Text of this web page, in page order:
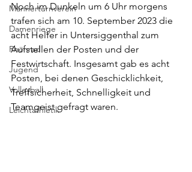
Männerturnverein
Damenriege
Rhönrad
Jugend
Volleyball
Leichtathletik
Noch im Dunkeln um 6 Uhr morgens
trafen sich am 10. September 2023 die
acht Helfer in Untersiggenthal zum
Aufstellen der Posten und der
Festwirtschaft. Insgesamt gab es acht
Posten, bei denen Geschicklichkeit,
Treffsicherheit, Schnelligkeit und
Teamgeist gefragt waren.